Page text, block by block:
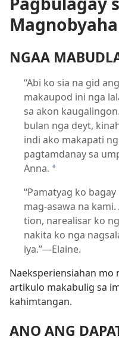
NGAA
“Abi ko sia na gid
makaupod ini nga
sa akon
bulan nga deyt,
indi ako makapati
pagtamdanay sa
Anna. *
“Pamatyag ko
mag-asawa na
tion, narealisar ko
nakita ko nga
iya.”—Elaine.
Naeksperiensiahan mo
artikulo makabulig sa
kahimtangan.
ANO ANG